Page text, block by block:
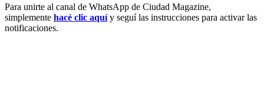
Para unirte al canal de WhatsApp de Ciudad Magazine,
simplemente hacé clic aquíy seguí las instrucciones para activar las
notificaciones.